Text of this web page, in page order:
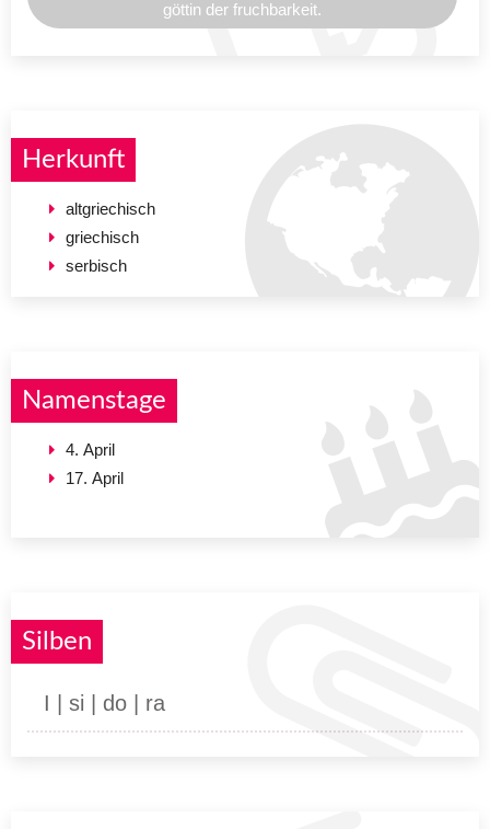
göttin der fruchbarkeit.
Herkunft
altgriechisch
griechisch
serbisch
Namenstage
4. April
17. April
Silben
I | si | do | ra